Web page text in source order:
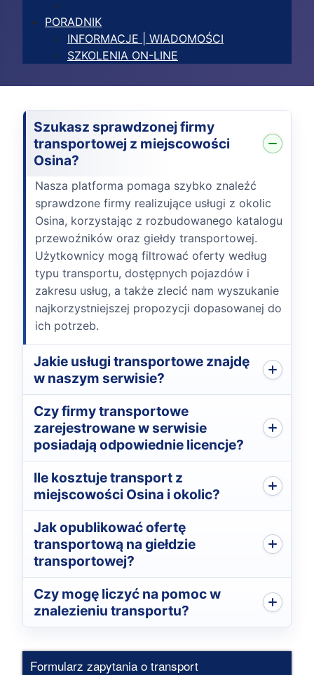
PORADNIK
INFORMACJE | WIADOMOŚCI
SZKOLENIA ON-LINE
Szukasz sprawdzonej firmy
transportowej z miejscowości
Osina?
Nasza platforma pomaga szybko znaleźć
sprawdzone firmy realizujące usługi z okolic
Osina, korzystając z rozbudowanego katalogu
przewoźników oraz giełdy transportowej.
Użytkownicy mogą filtrować oferty według
typu transportu, dostępnych pojazdów i
zakresu usług, a także zlecić nam wyszukanie
najkorzystniejszej propozycji dopasowanej do
ich potrzeb.
Jakie usługi transportowe znajdę
w naszym serwisie?
Czy firmy transportowe
zarejestrowane w serwisie
posiadają odpowiednie licencje?
Ile kosztuje transport z
miejscowości Osina i okolic?
Jak opublikować ofertę
transportową na giełdzie
transportowej?
Czy mogę liczyć na pomoc w
znalezieniu transportu?
Formularz zapytania o transport